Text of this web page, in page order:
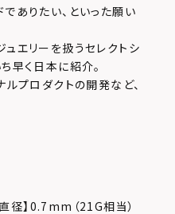
ありたい、といった願い
エリーを扱うセレクトシ
早く日本に紹介。
ルプロダクトの開発など、
径】0.7mm（21G相当）